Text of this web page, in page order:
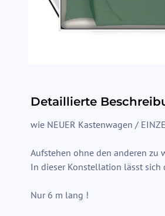
Detaillierte
wie NEUER Kastenwagen /
Aufstehen ohne den anderen zu
In dieser Konstellation lässt
Nur 6 m lang !